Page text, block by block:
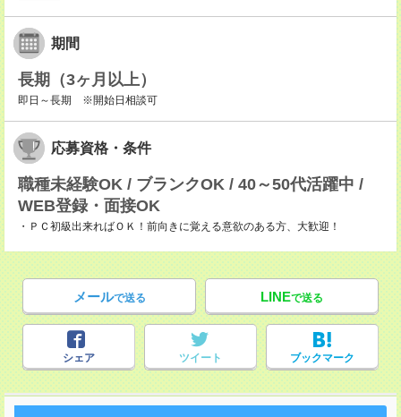
期間
長期（3ヶ月以上）
即日～長期 ※開始日相談可
応募資格・条件
職種未経験OK / ブランクOK / 40～50代活躍中 /
WEB登録・面接OK
・ＰＣ初級出来ればＯＫ！前向きに覚える意欲のある方、大歓迎！
メールで送る LINEで送る
シェア ツイート ブックマーク